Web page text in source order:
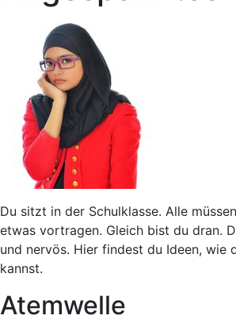
Du sitzt in der Schulklasse. Alle
etwas vortragen. Gleich bist du dran.
und nervös. Hier findest du Ideen, wie
kannst.
Atemwelle